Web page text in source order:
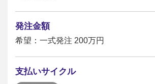
発注金額
希望：一式発注 200万円
支払いサイクル